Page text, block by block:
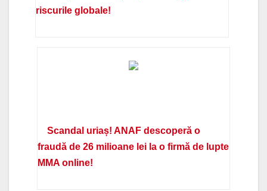
riscurile globale!
Scandal uriaș! ANAF descoperă o
fraudă de 26 milioane lei la o firmă de lupte
MMA online!